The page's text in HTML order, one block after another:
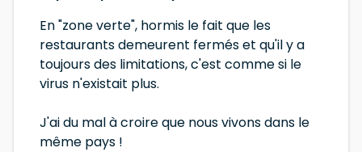
En "zone verte", hormis le fait que les
restaurants demeurent fermés et qu'il y a
toujours des limitations, c'est comme si le
virus n'existait plus.
J'ai du mal à croire que nous vivons dans le
même pays !